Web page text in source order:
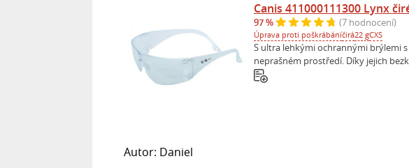
Canis 411000111300 Lynx
97 % (7 hodnocení)
Úprava proti poškrábáníčirá22 gCXS
S ultra lehkými ochrannými brýlemi
neprašném prostředí. Díky jejich
Autor: Daniel